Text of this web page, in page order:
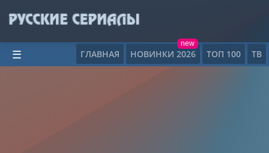
ГЛАВНАЯ НОВИНКИ 2026
new
ТОП 100 ТВ
☰